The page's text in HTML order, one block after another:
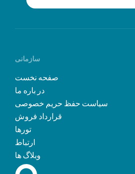
سازمانی
صفحه نخست
در باره ما
سیاست حفظ حریم خصوصی
قرارداد فروش
تورها
ارتباط
وبلاگ ها